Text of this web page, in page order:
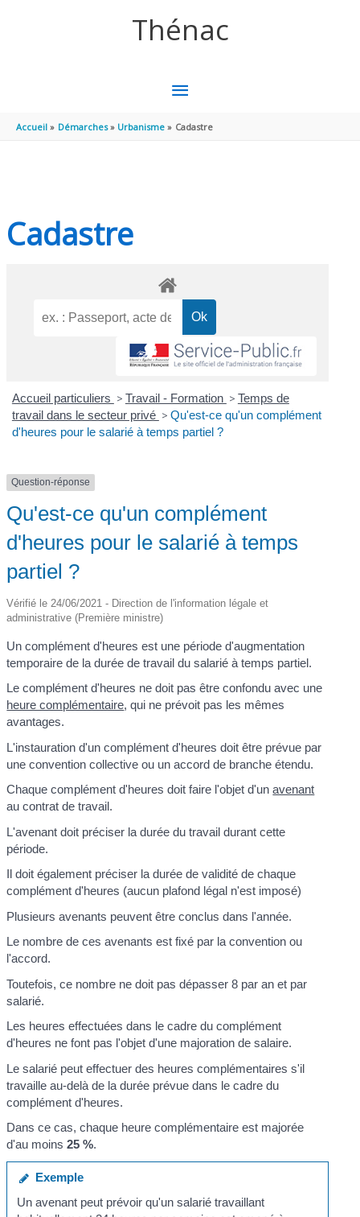
Thénac
MENU
PRINCIPAL
Accueil Démarches Urbanisme Cadastre
Cadastre
Accueil particuliers > Travail - Formation > Temps de
travail dans le secteur privé > Qu'est-ce qu'un complément
d'heures pour le salarié à temps partiel ?
Question-réponse
Qu'est-ce qu'un complément
d'heures pour le salarié à temps
partiel ?
Vérifié le 24/06/2021 - Direction de l'information légale et
administrative (Première ministre)
Un complément d'heures est une période d'augmentation
temporaire de la durée de travail du salarié à temps partiel.
Le complément d'heures ne doit pas être confondu avec une
heure complémentaire, qui ne prévoit pas les mêmes
avantages.
L'instauration d'un complément d'heures doit être prévue par
une convention collective ou un accord de branche étendu.
Chaque complément d'heures doit faire l'objet d'unavenant
au contrat de travail.
L'avenant doit préciser la durée du travail durant cette
période.
Il doit également préciser la durée de validité de chaque
complément d'heures (aucun plafond légal n'est imposé)
Plusieurs avenants peuvent être conclus dans l'année.
Le nombre de ces avenants est fixé par la convention ou
l'accord.
Toutefois, ce nombre ne doit pas dépasser 8 par an et par
salarié.
Les heures effectuées dans le cadre du complément
d'heures ne font pas l'objet d'une majoration de salaire.
Le salarié peut effectuer des heures complémentaires s'il
travaille au-delà de la durée prévue dans le cadre du
complément d'heures.
Dans ce cas, chaque heure complémentaire est majorée
d'au moins 25 %.
Exemple
Un avenant peut prévoir qu'un salarié travaillant